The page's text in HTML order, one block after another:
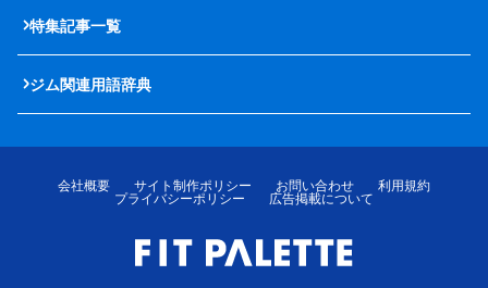
特集記事一覧
ジム関連用語辞典
会社概要 サイト制作ポリシー お問い合わせ
利用規約
プライバシーポリシー
広告掲載について